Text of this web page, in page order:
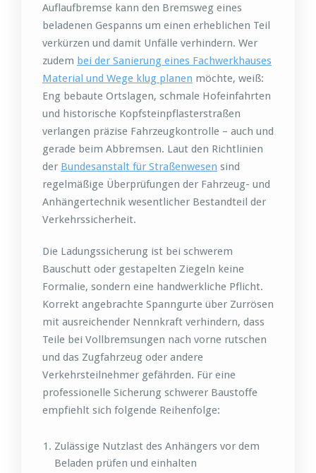
Auflaufbremse kann den Bremsweg eines
beladenen Gespanns um einen erheblichen Teil
verkürzen und damit Unfälle verhindern. Wer
zudem bei der Sanierung eines Fachwerkhauses
Material und Wege klug planen möchte, weiß:
Eng bebaute Ortslagen, schmale Hofeinfahrten
und historische Kopfsteinpflasterstraßen
verlangen präzise Fahrzeugkontrolle – auch und
gerade beim Abbremsen. Laut den Richtlinien
der Bundesanstalt für Straßenwesen sind
regelmäßige Überprüfungen der Fahrzeug- und
Anhängertechnik wesentlicher Bestandteil der
Verkehrssicherheit.
Die Ladungssicherung ist bei schwerem
Bauschutt oder gestapelten Ziegeln keine
Formalie, sondern eine handwerkliche Pflicht.
Korrekt angebrachte Spanngurte über Zurrösen
mit ausreichender Nennkraft verhindern, dass
Teile bei Vollbremsungen nach vorne rutschen
und das Zugfahrzeug oder andere
Verkehrsteilnehmer gefährden. Für eine
professionelle Sicherung schwerer Baustoffe
empfiehlt sich folgende Reihenfolge:
Zulässige Nutzlast des Anhängers vor dem
Beladen prüfen und einhalten